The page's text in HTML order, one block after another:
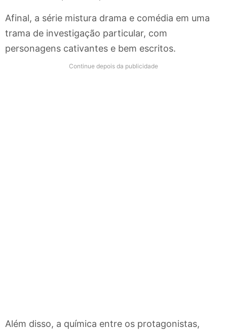
Afinal, a série mistura drama e comédia em uma
trama de investigação particular, com
personagens cativantes e bem escritos.
Continue depois da publicidade
Além disso, a química entre os protagonistas,